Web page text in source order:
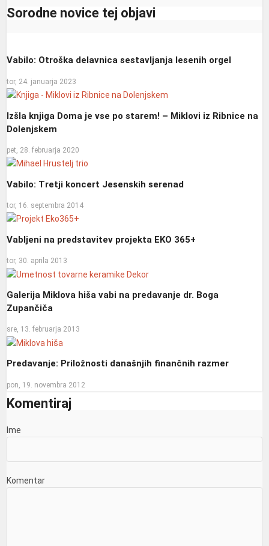
Sorodne novice tej objavi
Vabilo: Otroška delavnica sestavljanja lesenih orgel
tor, 24. januarja 2023
Izšla knjiga Doma je vse po starem! – Miklovi iz Ribnice na
Dolenjskem
pet, 28. februarja 2020
Vabilo: Tretji koncert Jesenskih serenad
tor, 16. septembra 2014
Vabljeni na predstavitev projekta EKO 365+
tor, 30. aprila 2013
Galerija Miklova hiša vabi na predavanje dr. Boga
Zupančiča
sre, 13. februarja 2013
Predavanje: Priložnosti današnjih finančnih razmer
pon, 19. novembra 2012
Komentiraj
Ime
Komentar